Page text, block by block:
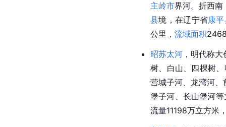
主岭市界河。折西南
县境，在辽宁省康
公里， 流域面积
昭苏太河 ，明代称
树、 白山、四棵树
营城子河、龙湾河、
堡子河、长山堡河
流量11198万立方米